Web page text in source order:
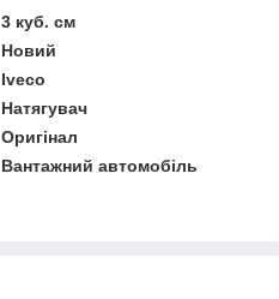
3 куб. см
Новий
Iveco
Натягувач
Оригінал
Вантажний автомобіль